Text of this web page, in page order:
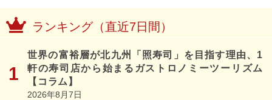
ランキング（直近7日間）
世界の富裕層が北九州「照寿司」を目指す理由、1
軒の寿司店から始まるガストロノミーツーリズム
【コラム】
2026年8月7日